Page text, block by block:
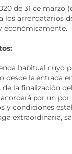
de 31 de marzo
los arrendatarios
económicamente.
habitual cuyo
la entrada
la finalización
por un
y condiciones
extraordinaria,